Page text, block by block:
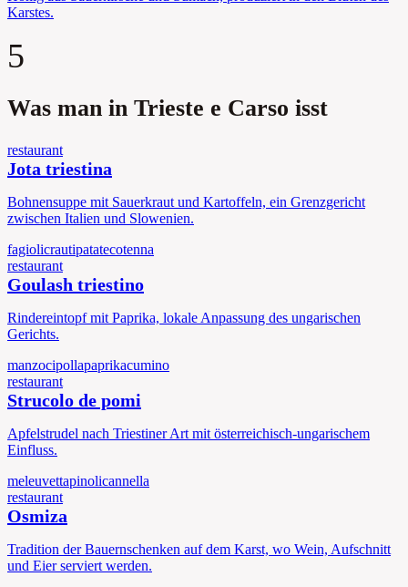
Karstes.
5
Was man in Trieste e Carso isst
restaurant
Jota triestina
Bohnensuppe mit Sauerkraut und Kartoffeln, ein Grenzgericht
zwischen Italien und Slowenien.
fagiolicrautipatatecotenna
restaurant
Goulash triestino
Rindereintopf mit Paprika, lokale Anpassung des ungarischen
Gerichts.
manzocipollapaprikacumino
restaurant
Strucolo de pomi
Apfelstrudel nach Triestiner Art mit österreichisch-ungarischem
Einfluss.
meleuvettapinolicannella
restaurant
Osmiza
Tradition der Bauernschenken auf dem Karst, wo Wein, Aufschnitt
und Eier serviert werden.